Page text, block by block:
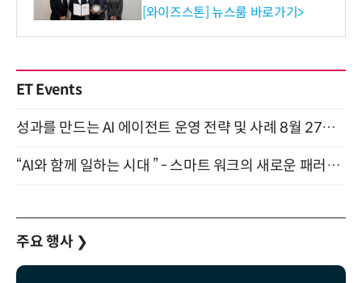
증 최고 등급 수여
[와이즈스톤] 뉴스룸 바로가기>
ET Events
성과를 만드는 AI 에이전트 운영 전략 및 사례 8월 27일 개최
“AI와 함께 일하는 시대 ” - 스마트 워크의 새로운 패러다임 (9/11)
주요 행사 ❯